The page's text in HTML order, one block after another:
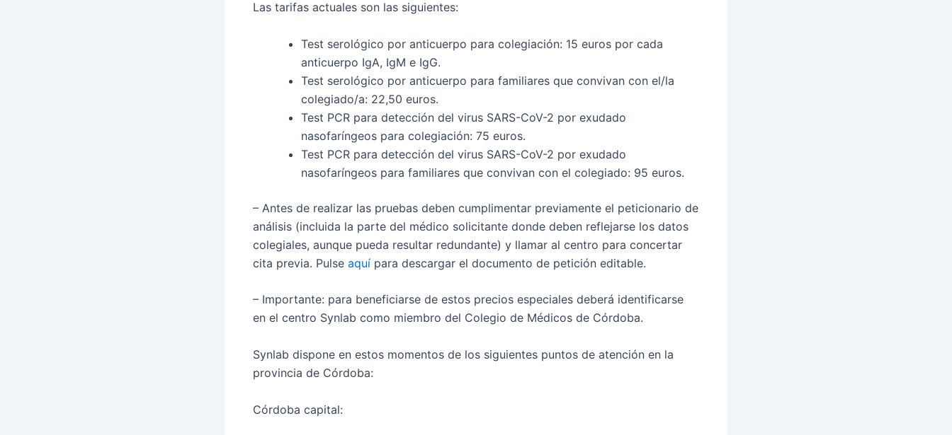
Las tarifas actuales son las siguientes:
Test serológico por anticuerpo para colegiación: 15 euros por cada
anticuerpo IgA, IgM e IgG.
Test serológico por anticuerpo para familiares que convivan con el/la
colegiado/a: 22,50 euros.
Test PCR para detección del virus SARS-CoV-2 por exudado
nasofaríngeos para colegiación: 75 euros.
Test PCR para detección del virus SARS-CoV-2 por exudado
nasofaríngeos para familiares que convivan con el colegiado: 95 euros.
– Antes de realizar las pruebas deben cumplimentar previamente el peticionario de
análisis (incluida la parte del médico solicitante donde deben reflejarse los datos
colegiales, aunque pueda resultar redundante) y llamar al centro para concertar
cita previa. Pulse aquí para descargar el documento de petición editable.
– Importante: para beneficiarse de estos precios especiales deberá identificarse
en el centro Synlab como miembro del Colegio de Médicos de Córdoba.
Synlab dispone en estos momentos de los siguientes puntos de atención en la
provincia de Córdoba:
Córdoba capital: